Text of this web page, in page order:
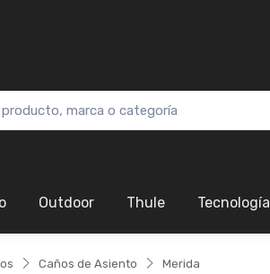
Outdoor Thule Tecnología
Caños de Asiento Merida